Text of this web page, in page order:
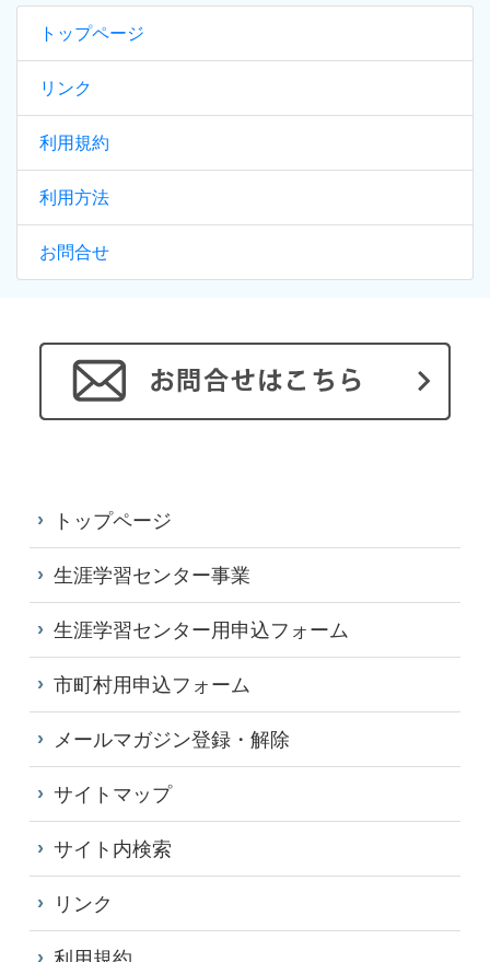
トップページ
リンク
利用規約
利用方法
お問合せ
トップページ
生涯学習センター事業
生涯学習センター用申込フォーム
市町村用申込フォーム
メールマガジン登録・解除
サイトマップ
サイト内検索
リンク